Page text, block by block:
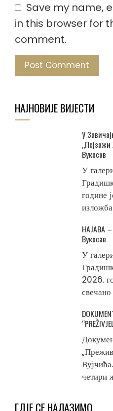
Save my name,
in this browser for
comment.
НАЈНОВИЈЕ ВИЈЕСТИ
У
Вукосав
У
године
НАЈАВА
Вукосав
У
2026.
свечано
четири
ГДЈЕ СЕ НАЛАЗИМО